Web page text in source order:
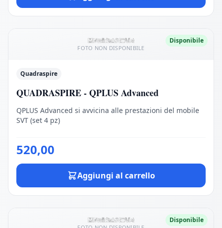
FOTO NON DISPONIBILE
Disponibile
Quadraspire
QUADRASPIRE - QPLUS Advanced
QPLUS Advanced si avvicina alle prestazioni del mobile
SVT (set 4 pz)
520,00
Aggiungi al carrello
Disponibile